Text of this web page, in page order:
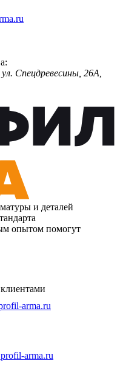
Спецдревесины, 26А,
и деталей
опытом помогут
arma.ru
arma.ru